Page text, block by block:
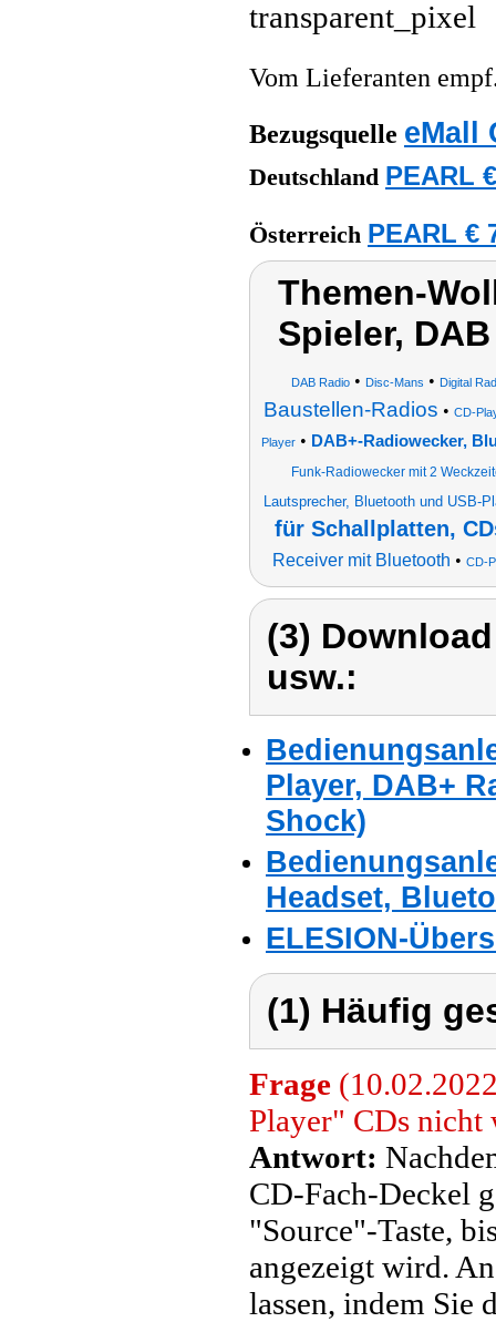
Vom Lieferanten
Bezugsquelle eMall
Deutschland PEARL
Österreich PEARL €
Themen-
Spieler,
DAB Radio• Disc-Mans • Digital
Baustellen-Radios • CD-
Player • DAB+-Radiowecker,
Funk-Radiowecker mit 2
Lautsprecher, Bluetooth und USB-
für Schallplatten,
Receiver mit Bluetooth • CD-
(3)
usw.:
Player, DAB+
Shock)
Headset,
ELESION-
(1) Häufig
Frage
Player" CDs nicht
Antwort:
CD-Fach-Deckel
"Source"-Taste,
angezeigt wird.
lassen, indem Sie